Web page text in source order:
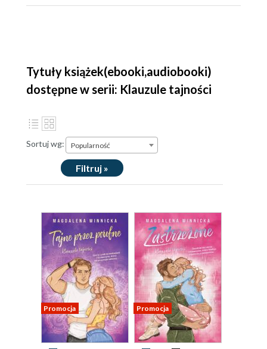
Tytuły książek(ebooki,audiobooki)
dostępne w serii: Klauzule tajności
Sortuj wg: Popularność
Filtruj »
Promocja Promocja